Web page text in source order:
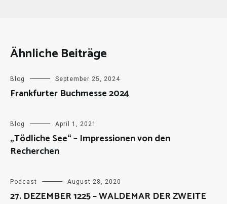
Ähnliche Beiträge
Blog September 25, 2024
Frankfurter Buchmesse 2024
Blog April 1, 2021
„Tödliche See“ – Impressionen von den
Recherchen
Podcast August 28, 2020
27. DEZEMBER 1225 – WALDEMAR DER ZWEITE